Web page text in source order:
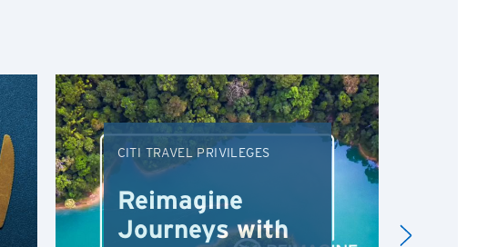
CITI TRAVEL PRIVILEGES
Reimagine
Journeys with